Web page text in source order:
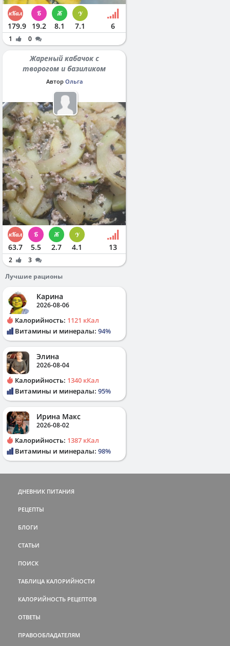
179.9 19.2 8.1 7.1 6
1 0
Жареный кабачок с
творогом и базиликом
Автор Ольга
63.7 5.5 2.7 4.1 13
2
3
Лучшие рационы
Карина
2026-08-06
Калорийность: 1121 кКал
Витамины и минералы: 94%
Элина
2026-08-04
Калорийность: 1340 кКал
Витамины и минералы: 95%
Ирина Макс
2026-08-02
Калорийность: 1387 кКал
Витамины и минералы: 98%
ДНЕВНИК ПИТАНИЯ
РЕЦЕПТЫ
БЛОГИ
СТАТЬИ
ПОИСК
ТАБЛИЦА КАЛОРИЙНОСТИ
КАЛОРИЙНОСТЬ РЕЦЕПТОВ
ОТВЕТЫ
ПРАВООБЛАДАТЕЛЯМ